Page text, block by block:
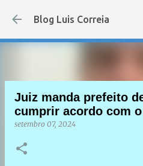
Pular para o
Blog Luis Correia
Juiz manda prefeito
cumprir acordo com
setembro 07, 2024